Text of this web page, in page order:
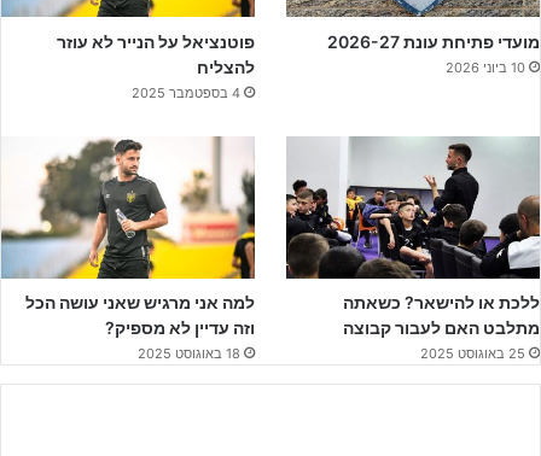
גם אם התאמנת וגם אם לא, תכתוב לעצמך באופן ברור ומפורט: איך
רגע? מה אתה שומע ורואה מסביבך?
ברגע שתעשה את זה, אתה תרגיש שרק מעצם המחשבה על זה מתחיל
להיווצר אצלך תדר חיובי של עשייה, ובאופן אוטומטי תתחיל לחשוב על
הפעולות שאתה צריך להתחיל לעשות כבר עכשיו כדי להתקדם לכיוון
ההצלחה הבאה שלך.
מועדי פתיחת עונת 2026-27
10 ביוני 2026
פוטנציאל על הנייר לא עוזר
להצליח
4 בספטמבר 2025
ללכת או להישאר? כשאתה
מתלבט האם לעבור קבוצה
25 באוגוסט 2025
למה אני מרגיש שאני עושה הכל
וזה עדיין לא מספיק?
18 באוגוסט 2025